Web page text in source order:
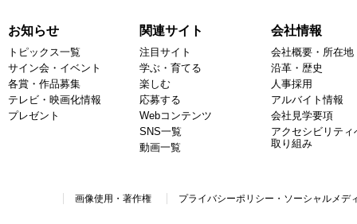
お知らせ
トピックス一覧
サイン会・イベント
各賞・作品募集
テレビ・映画化情報
プレゼント
関連サイト
注目サイト
学ぶ・育てる
楽しむ
応募する
Webコンテンツ
SNS一覧
動画一覧
会社情報
会社概要・所在地
沿革・歴史
人事採用
アルバイト情報
会社見学要項
アクセシビリティ
取り組み
画像使用・著作権 プライバシーポリシー・ソーシャルメデ